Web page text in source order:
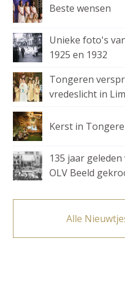
Beste wensen
Unieke foto's
1925 en 1932
Tongeren
vredeslicht in
Kerst in
135 jaar
OLV Beeld
Alle